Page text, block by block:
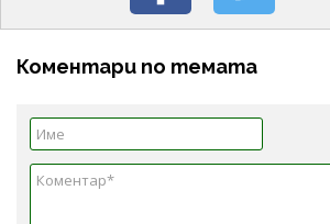
Коментари по темата